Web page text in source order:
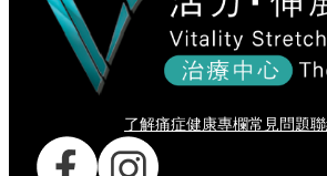
了解痛症健康專欄常見問題